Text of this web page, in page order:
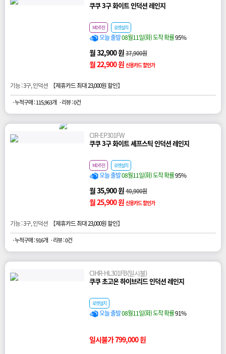
쿠쿠 3구 화이트 인덕션 레인지
MD추천 로켓설치
오늘 출발08월11일(화) 도착 확률95%
월 32,900 원37,900원
월 22,900 원 신용카드 할인가
기능 : 3구, 인덕션 【제휴카드 최대 23,000원 할인】
· 누적구매 : 115,963개 · 리뷰 : 0건
CIR-EP301FW
쿠쿠 3구 화이트 셰프스틱 인덕션 레인지
MD추천 로켓설치
오늘 출발08월11일(화) 도착 확률95%
월 35,900 원40,900원
월 25,900 원 신용카드 할인가
기능 : 3구, 인덕션 【제휴카드 최대 23,000원 할인】
· 누적구매 : 916개 · 리뷰 : 0건
CIHR-HL301FB(일시불)
쿠쿠 초고온 하이브리드 인덕션 레인지
로켓설치
오늘 출발08월11일(화) 도착 확률91%
일시불가 799,000 원